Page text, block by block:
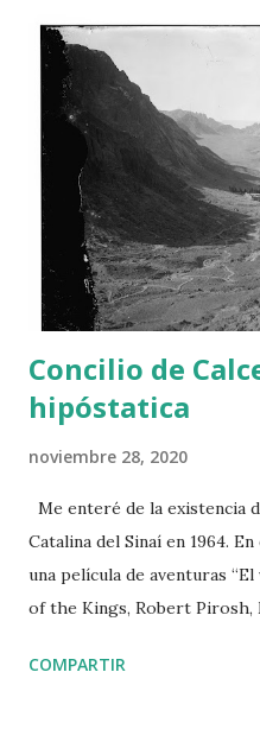
Concilio de
hipóstatica
noviembre 28, 2020
Me enteré de la existencia
Catalina del Sinaí en 1964.
una película de aventuras
of the Kings, Robert Pirosh,
arqueólogos que
COMPARTIR